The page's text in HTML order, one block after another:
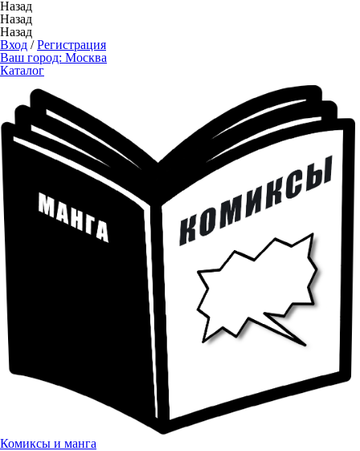
Назад
Назад
Назад
Вход /Регистрация
Ваш город: Москва
Каталог
Комиксы и манга